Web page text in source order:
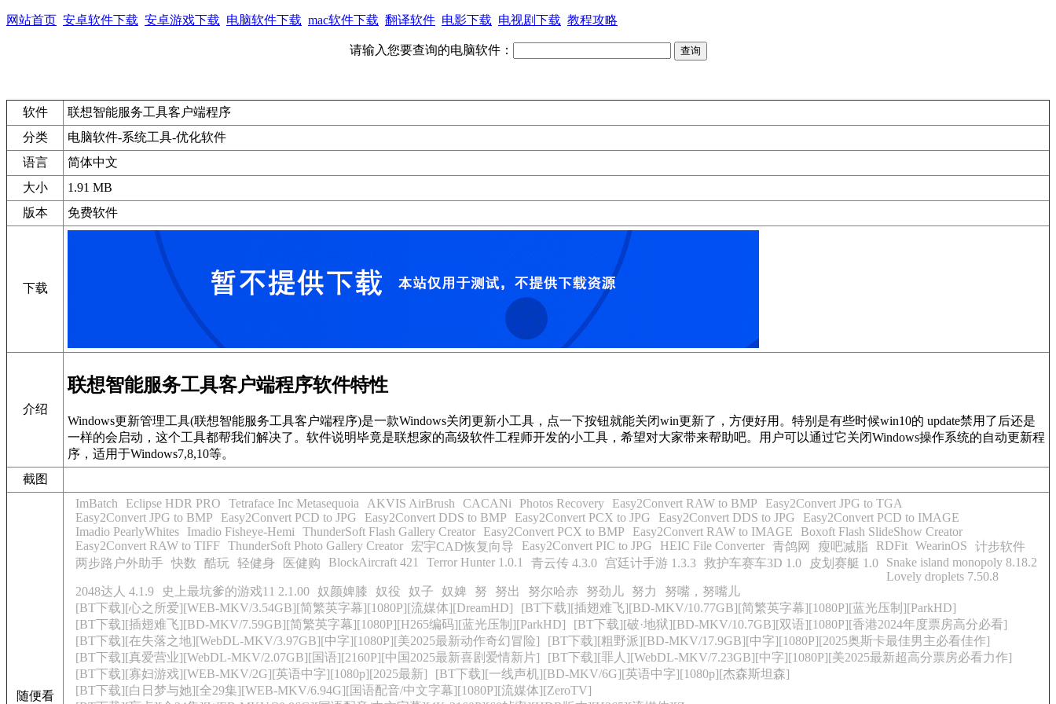
网站首页 安卓软件下载 安卓游戏下载 电脑软件下载 mac软件下载 翻译软件 电影下载 电视剧下载 教程攻略
请输入您要查询的电脑软件：
软件
联想智能服务工具客户端程序
分类
电脑软件-系统工具-优化软件
语言
简体中文
大小
1.91 MB
版本
免费软件
下载
介绍
联想智能服务工具客户端程序软件特性
Windows更新管理工具(联想智能服务工具客户端程序)是一款Windows关闭更新小工具，点一下按钮就能关闭win更新了，方便好用。特别是有些时候win10的 update禁用了后还是
一样的会启动，这个工具都帮我们解决了。软件说明毕竟是联想家的高级软件工程师开发的小工具，希望对大家带来帮助吧。用户可以通过它关闭Windows操作系统的自动更新程
序，适用于Windows7,8,10等。
截图
随便看
ImBatch Eclipse HDR PRO Tetraface Inc Metasequoia AKVIS AirBrush CACANi Photos Recovery Easy2Convert RAW to BMP
Easy2Convert JPG to TGA
Easy2Convert JPG to BMP
Easy2Convert PCD to JPG Easy2Convert DDS to BMP Easy2Convert PCX to JPG Easy2Convert DDS to JPG
Easy2Convert PCD to IMAGE
Imadio PearlyWhites
Imadio Fisheye-Hemi ThunderSoft Flash Gallery Creator Easy2Convert PCX to BMP Easy2Convert RAW to IMAGE
Boxoft Flash SlideShow Creator
Easy2Convert RAW to TIFF ThunderSoft Photo Gallery Creator 宏宇CAD恢复向导 Easy2Convert PIC to JPG HEIC File Converter 青鸽网 瘦吧减脂 RDFit WearinOS
计步软件
两步路户外助手 快数 酷玩 轻健身 医健购 BlockAircraft 421 Terror Hunter 1.0.1 青云传 4.3.0 宫廷计手游 1.3.3 救护车赛车3D 1.0 皮划赛艇 1.0
Snake island monopoly 8.18.2
Lovely droplets 7.50.8
2048达人 4.1.9
史上最坑爹的游戏11 2.1.00 奴颜婢膝 奴役 奴子 奴婢 努 努出 努尔哈赤 努劲儿 努力
努嘴，努嘴儿
[BT下载][心之所爱][WEB-MKV/3.54GB][简繁英字幕][1080P][流媒体][DreamHD]
[BT下载][插翅难飞][BD-MKV/10.77GB][简繁英字幕][1080P][蓝光压制][ParkHD]
[BT下载][插翅难飞][BD-MKV/7.59GB][简繁英字幕][1080P][H265编码][蓝光压制][ParkHD]
[BT下载][破·地狱][BD-MKV/10.7GB][双语][1080P][香港2024年度票房高分必看]
[BT下载][在失落之地][WebDL-MKV/3.97GB][中字][1080P][美2025最新动作奇幻冒险]
[BT下载][粗野派][BD-MKV/17.9GB][中字][1080P][2025奥斯卡最佳男主必看佳作]
[BT下载][真爱营业][WebDL-MKV/2.07GB][国语][2160P][中国2025最新喜剧爱情新片]
[BT下载][罪人][WebDL-MKV/7.23GB][中字][1080P][美2025最新超高分票房必看力作]
[BT下载][寡妇游戏][WEB-MKV/2G][英语中字][1080p][2025最新]
[BT下载][一线声机][BD-MKV/6G][英语中字][1080p][杰森斯坦森]
[BT下载][白日梦与她][全29集][WEB-MKV/6.94G][国语配音/中文字幕][1080P][流媒体][ZeroTV]